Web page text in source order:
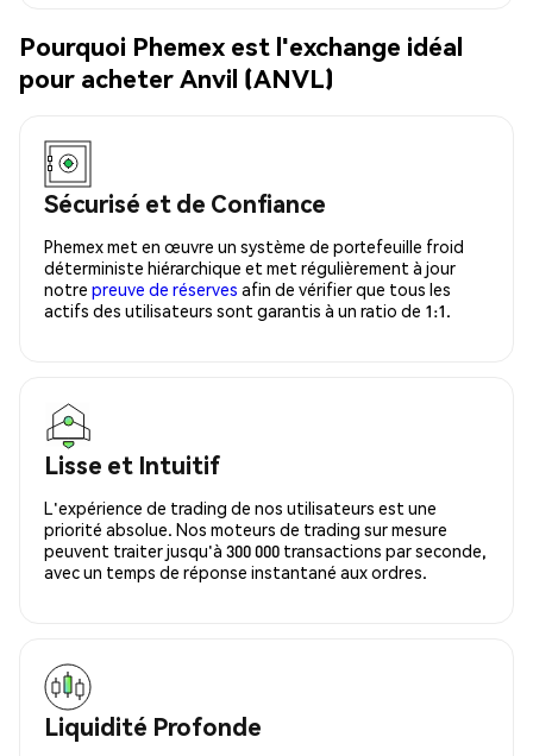
Pourquoi Phemex est l'exchange idéal
pour acheter Anvil (ANVL)
Sécurisé et de Confiance
Phemex met en œuvre un système de portefeuille froid
déterministe hiérarchique et met régulièrement à jour
notre preuve de réserves afin de vérifier que tous les
actifs des utilisateurs sont garantis à un ratio de 1:1.
Lisse et Intuitif
L'expérience de trading de nos utilisateurs est une
priorité absolue. Nos moteurs de trading sur mesure
peuvent traiter jusqu'à 300 000 transactions par seconde,
avec un temps de réponse instantané aux ordres.
Liquidité Profonde